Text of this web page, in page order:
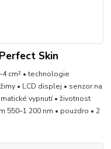
Skin
cm² • technologie
• LCD displej • senzor na
vypnutí • životnost
550–1 200 nm • pouzdro • 2